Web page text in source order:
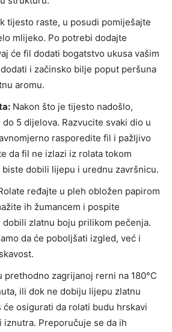
tijesto raste, u posudi pomiješajte
mlijeko. Po potrebi dodajte
će fil dodati bogatstvo ukusa vašim
i začinsko bilje poput peršuna
aromu.
Nakon što je tijesto nadošlo,
5 dijelova. Razvucite svaki dio u
rasporedite fil i pažljivo
da fil ne izlazi iz rolata tokom
biste dobili lijepu i urednu završnicu.
ređajte u pleh obložen papirom
ih žumancem i pospite
dobili zlatnu boju prilikom pečenja.
da će poboljšati izgled, već i
prethodno zagrijanoj rerni na 180°C
ili dok ne dobiju lijepu zlatnu
će osigurati da rolati budu hrskavi
iznutra. Preporučuje se da ih